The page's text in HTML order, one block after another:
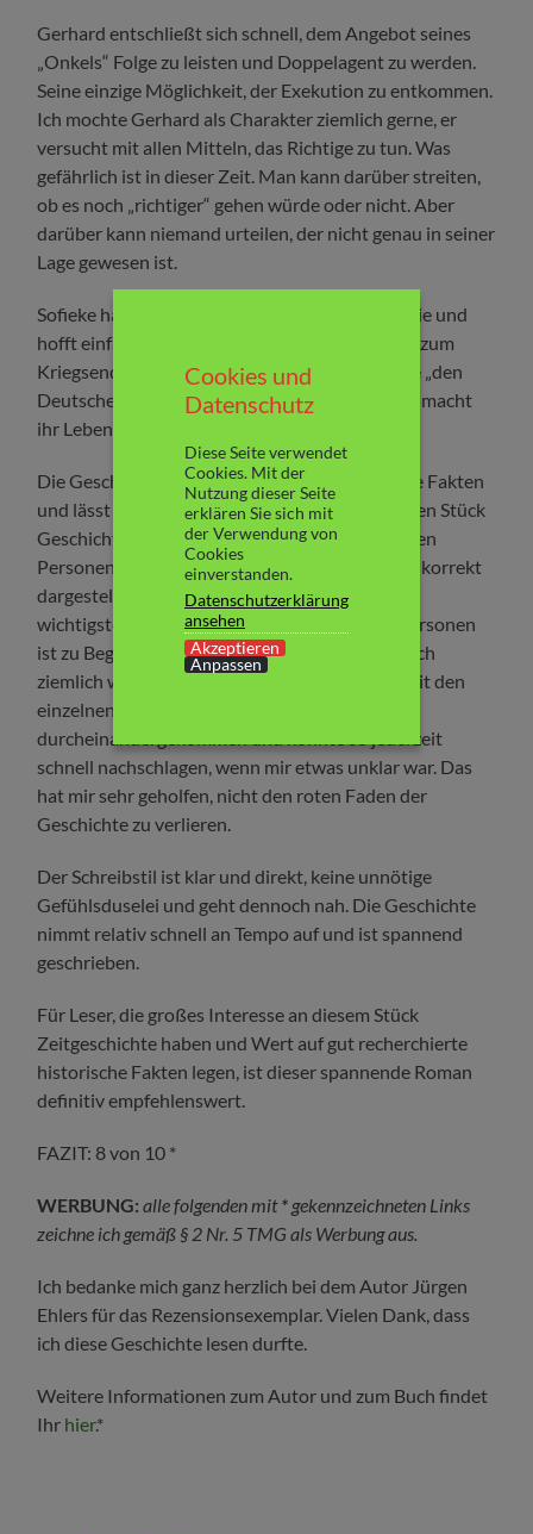
Gerhard entschließt sich schnell, dem Angebot seines
„Onkels“ Folge zu leisten und Doppelagent zu werden.
Seine einzige Möglichkeit, der Exekution zu entkommen.
Ich mochte Gerhard als Charakter ziemlich gerne, er
versucht mit allen Mitteln, das Richtige zu tun. Was
gefährlich ist in dieser Zeit. Man kann darüber streiten,
ob es noch „richtiger“ gehen würde oder nicht. Aber
darüber kann niemand urteilen, der nicht genau in seiner
Lage gewesen ist.
Sofieke hat keinen Kontakt mehr zu ihrer Familie und
hofft einfach, mit falschen Papieren die Zeit bis zum
Kriegsende unentdeckt zu überstehen. Dass sie „den
Deutschen“ lieber mag, als sie eigentlich wollte, macht
ihr Leben nicht gerade leichter. Im Gegenteil.
Die Geschichte enthält viele historisch korrekte Fakten
und lässt den Leser teilhaben an diesem düsteren Stück
Geschichte. Viele in der Geschichte aufgeführten
Personen, wie z.B. Seyß-Inquart sind historisch korrekt
dargestellt. Ein Personenverzeichnis mit den
wichtigsten Informationen zu den einzelnen Personen
ist zu Beginn des Buches vorhanden. Das fand ich
ziemlich wichtig, denn ab und an bin ich doch mit den
einzelnen Personen und ihren Positionen
durcheinandergekommen und konnte so jederzeit
schnell nachschlagen, wenn mir etwas unklar war. Das
hat mir sehr geholfen, nicht den roten Faden der
Geschichte zu verlieren.
Der Schreibstil ist klar und direkt, keine unnötige
Gefühlsduselei und geht dennoch nah. Die Geschichte
nimmt relativ schnell an Tempo auf und ist spannend
geschrieben.
Für Leser, die großes Interesse an diesem Stück
Zeitgeschichte haben und Wert auf gut recherchierte
historische Fakten legen, ist dieser spannende Roman
definitiv empfehlenswert.
FAZIT: 8 von 10 *
WERBUNG: alle folgenden mit* gekennzeichneten Links
zeichne ich gemäß § 2 Nr. 5 TMG als Werbung aus.
Ich bedanke mich ganz herzlich bei dem Autor Jürgen
Ehlers für das Rezensionsexemplar. Vielen Dank, dass
ich diese Geschichte lesen durfte.
Weitere Informationen zum Autor und zum Buch findet
Ihr hier.*
Cookies und
Datenschutz
Diese Seite verwendet
Cookies. Mit der
Nutzung dieser Seite
erklären Sie sich mit
der Verwendung von
Cookies
einverstanden.
Datenschutzerklärung
ansehen
Akzeptieren
Anpassen